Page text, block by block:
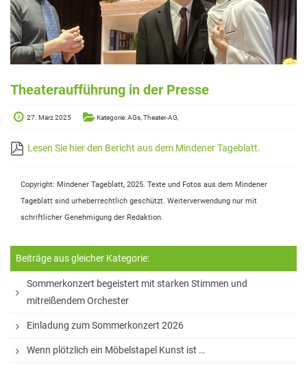
Kopf hoch! – Beratung für Schüler*innen
Schulsozialarbeit
Eltern
Elterninformationen
Mitwirkung am Schulleben
Lehrer*innen
Lehrkräfte
Formulare
Unterrichtszeiten
Kooperationen
IT & Print
Theateraufführung in der Presse
27. März 2025 Kategorie: AGs, Theater-AG,
Lesen Sie hier den Bericht aus dem Mindener Tageblatt.
Copyright: Mindener Tageblatt, 2025. Texte und Fotos aus dem Mindener
Tageblatt sind urheberrechtlich geschützt. Weiterverwendung nur mit
schriftlicher Genehmigung der Redaktion.
Beiträge aus gleicher Kategorie:
Sommerkonzert begeistert mit starken Stimmen und
mitreißendem Orchester
Einladung zum Sommerkonzert 2026
Wenn plötzlich ein Möbelstapel Kunst ist …